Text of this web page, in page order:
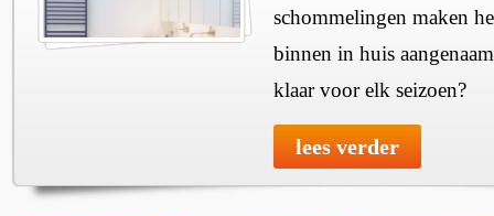
schommelingen maken
binnen in huis
klaar voor elk seizoen?
lees verder